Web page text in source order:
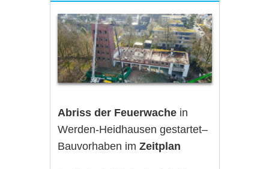
Abriss der Feuerwache in
Werden-Heidhausen gestartet–
Bauvorhaben imZeitplan